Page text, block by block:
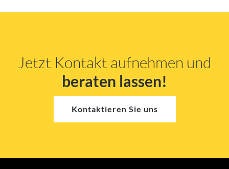
Jetzt Kontakt aufnehmen und
beraten lassen!
Kontaktieren Sie uns